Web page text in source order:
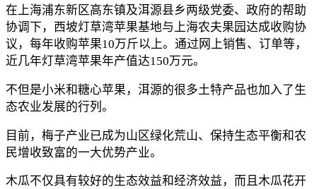
在上海浦东新区高东镇及洱源县乡两级党委、政府的帮助
协调下，西坡灯草湾苹果基地与上海农夫果园达成收购协
议，每年收购苹果10万斤以上。通过网上销售、订单等，
近几年灯草湾苹果年产值达150万元。
不但是小米和糖心苹果，洱源的很多土特产品也加入了生
态农业发展的行列。
目前，梅子产业已成为山区绿化荒山、保持生态平衡和农
民增收致富的一大优势产业。
木瓜不仅具有较好的生态效益和经济效益，而且木瓜花开